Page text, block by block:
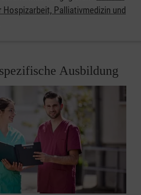
Palliativmedizin und
Ausbildung